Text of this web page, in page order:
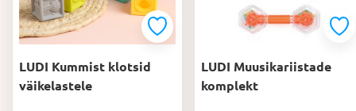
LUDI Kummist klotsid
väikelastele
LUDI Muusikariistade
komplekt